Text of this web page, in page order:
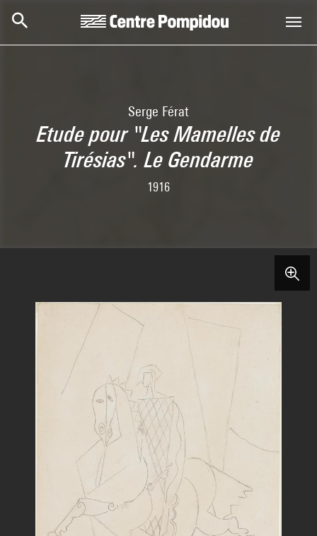
Serge Férat
Etude pour "Les Mamelles de
Tirésias". Le Gendarme
1916